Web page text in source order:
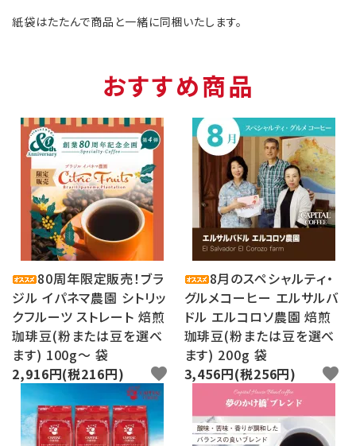
紙袋はたたんで商品と一緒に同梱いたします。
おすすめ商品
80周年限定販売！ブラ
ジル イパネマ農園 シトリッ
クフルーツ ストレート 焙煎
珈琲豆(粉または豆を選べ
ます) 100g〜 袋
2,916円(税216円)
favorite
8月のスペシャルティ・
グルメコーヒー エルサルバ
ドル エルコロソ農園 焙煎
珈琲豆(粉または豆を選べ
ます) 200g 袋
3,456円(税256円)
favorite